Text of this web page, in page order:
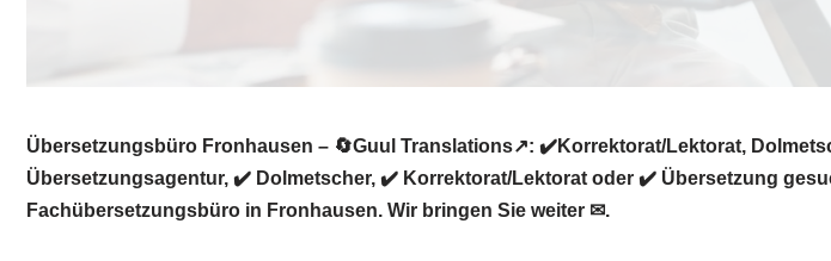
Übersetzungsbüro Fronhausen – 🔄Guul Translations↗️: ✔️Korrektorat/Lektorat,
Übersetzungsagentur, ✔️ Dolmetscher, ✔️ Korrektorat/Lektorat oder ✔️ Übersetzung
Fachübersetzungsbüro in Fronhausen. Wir bringen Sie weiter ✉.